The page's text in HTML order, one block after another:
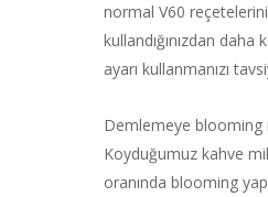
normal V60
kullandığınızdan daha
ayarı kullanmanızı
Demlemeye blooming
Koyduğumuz kahve
oranında blooming